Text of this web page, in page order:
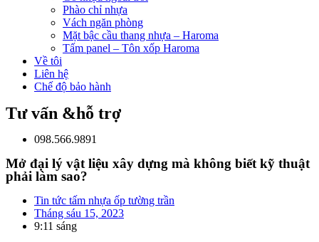
Phào chỉ nhựa
Vách ngăn phòng
Mặt bậc cầu thang nhựa – Haroma
Tấm panel – Tôn xốp Haroma
Về tôi
Liên hệ
Chế độ bảo hành
Tư vấn &hỗ trợ
098.566.9891
Mở đại lý vật liệu xây dựng mà không biết kỹ thuật
phải làm sao?
Tin tức tấm nhựa ốp tường trần
Tháng sáu 15, 2023
9:11 sáng